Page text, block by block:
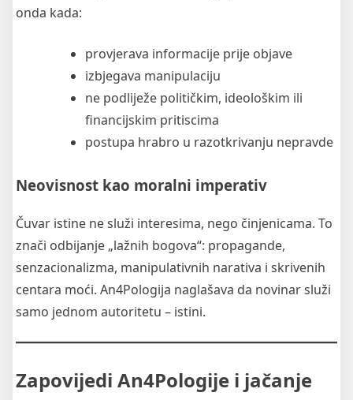
onda kada:
provjerava informacije prije objave
izbjegava manipulaciju
ne podliježe političkim, ideološkim ili
financijskim pritiscima
postupa hrabro u razotkrivanju nepravde
Neovisnost kao moralni imperativ
Čuvar istine ne služi interesima, nego činjenicama. To
znači odbijanje „lažnih bogova“: propagande,
senzacionalizma, manipulativnih narativa i skrivenih
centara moći. An4Pologija naglašava da novinar služi
samo jednom autoritetu – istini.
Zapovijedi An4Pologije i jačanje